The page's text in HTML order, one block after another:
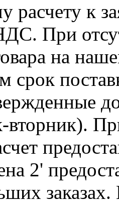
расчету к
При
на
срок
вторник).
2'